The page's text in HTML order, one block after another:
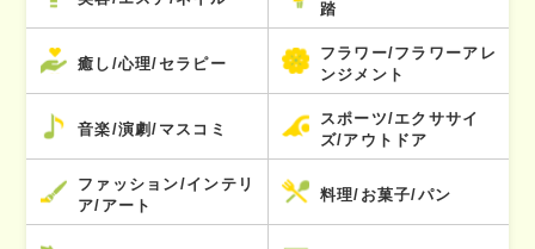
踏
癒し/心理/セラピー
フラワー/フラワーアレ
ンジメント
音楽/演劇/マスコミ
スポーツ/エクササイ
ズ/アウトドア
ファッション/インテリ
ア/アート
料理/お菓子/パン